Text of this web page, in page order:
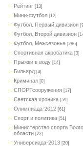
Рейтинг [13]
Мини-футбол [12]
Футбол. Первый дивизион
Футбол. Второй дивизион
Футбол. Межсезонье [286]
Спортивная акробатика [3]
Прыжки в воду [14]
Бильярд [4]
Криминал [0]
СПОРТсооружения [17]
Светская хроника [59]
Олимпиада-2012 [61]
Спорт и политика [51]
Министерство спорта
области [22]
Универсиада-2013 [20]